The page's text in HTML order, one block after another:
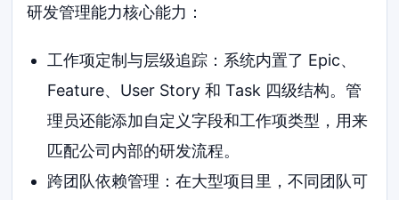
研发管理能力核心能力：
工作项定制与层级追踪：系统内置了 Epic、
Feature、User Story 和 Task 四级结构。管
理员还能添加自定义字段和工作项类型，用来
匹配公司内部的研发流程。
跨团队依赖管理：在大型项目里，不同团队可